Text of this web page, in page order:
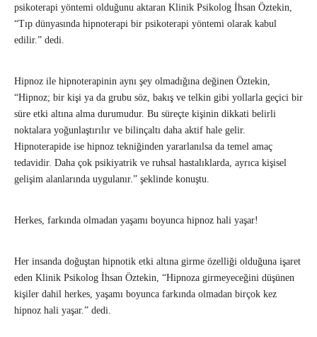
psikoterapi yöntemi olduğunu aktaran Klinik Psikolog İhsan Öztekin,
“Tıp dünyasında hipnoterapi bir psikoterapi yöntemi olarak kabul
edilir.” dedi.
Hipnoz ile hipnoterapinin aynı şey olmadığına değinen Öztekin,
“Hipnoz; bir kişi ya da grubu söz, bakış ve telkin gibi yollarla geçici bir
süre etki altına alma durumudur. Bu süreçte kişinin dikkati belirli
noktalara yoğunlaştırılır ve bilinçaltı daha aktif hale gelir.
Hipnoterapide ise hipnoz tekniğinden yararlanılsa da temel amaç
tedavidir. Daha çok psikiyatrik ve ruhsal hastalıklarda, ayrıca kişisel
gelişim alanlarında uygulanır.” şeklinde konuştu.
Herkes, farkında olmadan yaşamı boyunca hipnoz hali yaşar!
Her insanda doğuştan hipnotik etki altına girme özelliği olduğuna işaret
eden Klinik Psikolog İhsan Öztekin, “Hipnoza girmeyeceğini düşünen
kişiler dahil herkes, yaşamı boyunca farkında olmadan birçok kez
hipnoz hali yaşar.” dedi.